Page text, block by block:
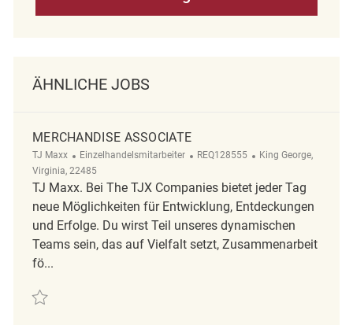
ÄHNLICHE JOBS
MERCHANDISE ASSOCIATE
TJ Maxx Kategorie
Einzelhandelsmitarbeiter ReqId
REQ128555 Ort
King George,
Virginia, 22485
TJ Maxx. Bei The TJX Companies bietet jeder Tag
neue Möglichkeiten für Entwicklung, Entdeckungen
und Erfolge. Du wirst Teil unseres dynamischen
Teams sein, das auf Vielfalt setzt, Zusammenarbeit
fö...
Retten Merchandise Associate REQ128555